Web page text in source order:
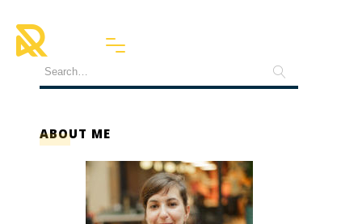
ABOUT ME